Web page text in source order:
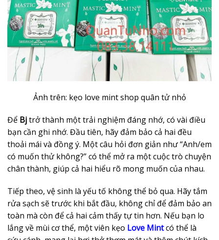
Ảnh trên: kẹo love mint shop quân tử nhỏ
Để Bjtrở thành một trải nghiệm đáng nhớ, có vài điều
bạn cần ghi nhớ. Đầu tiên, hãy đảm bảo cả hai đều
thoải mái và đồng ý. Một câu hỏi đơn giản như “Anh/em
có muốn thử không?” có thể mở ra một cuộc trò chuyện
chân thành, giúp cả hai hiểu rõ mong muốn của nhau.
Tiếp theo, vệ sinh là yếu tố không thể bỏ qua. Hãy tắm
rửa sạch sẽ trước khi bắt đầu, không chỉ để đảm bảo an
toàn mà còn để cả hai cảm thấy tự tin hơn. Nếu bạn lo
lắng về mùi cơ thể, một viên kẹo Love Mintcó thể là